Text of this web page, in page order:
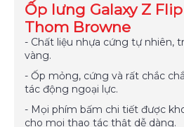
Ốp lưng Galaxy Z
Thom Browne
- Chất liệu nhựa cứng tự nhiên,
vàng.
- Ốp mỏng, cứng và rất chắc
tác động ngoại lực.
- Mọi phím bấm chi tiết được
cho mọi thao tác thật dễ dàng.